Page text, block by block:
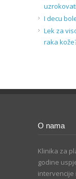
I decu
Lek za
raka
O nama
Klinika za
godine
intervencije